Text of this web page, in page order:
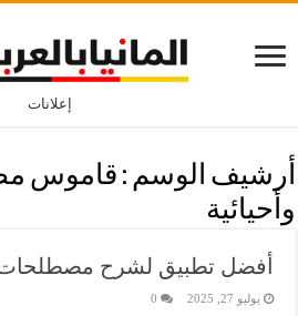
إعلانات
أرشيف الوسم : قاموس
وأحيائية
أفضل تطبيق لشرح مصطلحات علم
يوليو 27, 2025 0